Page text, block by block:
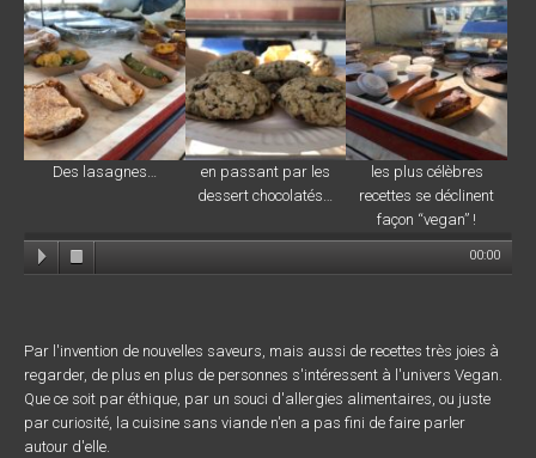
Des lasagnes…
en passant par les
dessert chocolatés…
les plus célèbres
recettes se déclinent
façon “vegan” !
00:00
Par l'invention de nouvelles saveurs, mais aussi de recettes très joies à
regarder, de plus en plus de personnes s'intéressent à l'univers Vegan.
Que ce soit par éthique, par un souci d'allergies alimentaires, ou juste
par curiosité, la cuisine sans viande n'en a pas fini de faire parler
autour d'elle.